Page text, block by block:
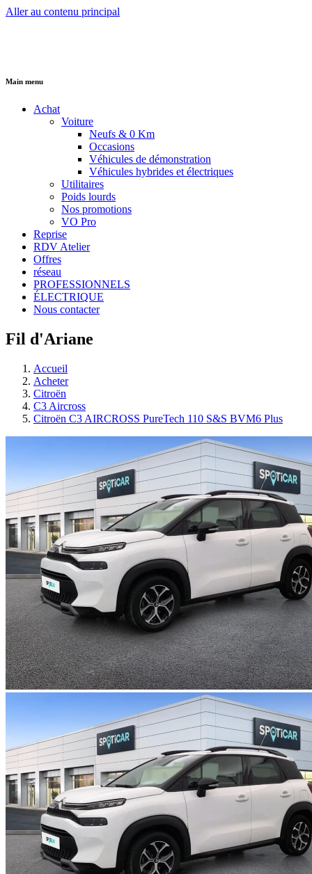
Aller au contenu principal
Main menu
Achat
Voiture
Neufs & 0 Km
Occasions
Véhicules de démonstration
Véhicules hybrides et électriques
Utilitaires
Poids lourds
Nos promotions
VO Pro
Reprise
RDV Atelier
Offres
réseau
PROFESSIONNELS
ÉLECTRIQUE
Nous contacter
Fil d'Ariane
Accueil
Acheter
Citroën
C3 Aircross
Citroën C3 AIRCROSS PureTech 110 S&S BVM6 Plus